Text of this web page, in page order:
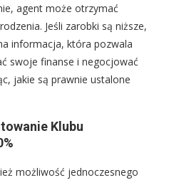
agent może otrzymać
Jeśli zarobki są niższe,
informacja, która pozwala
swoje finanse i negocjować
jakie są prawnie ustalone
Klubu
możliwość jednoczesnego